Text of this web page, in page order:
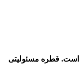
قطره مسئولیتی